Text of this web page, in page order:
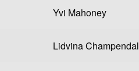
Yvi Mahoney
Lidvina Champendal